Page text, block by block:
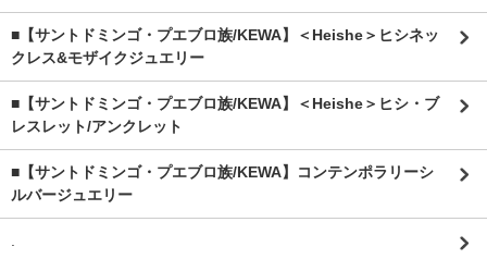
■【サントドミンゴ・プエブロ族/KEWA】＜Heishe＞ヒシネッ
クレス&モザイクジュエリー
■【サントドミンゴ・プエブロ族/KEWA】＜Heishe＞ヒシ・ブ
レスレット/アンクレット
■【サントドミンゴ・プエブロ族/KEWA】コンテンポラリーシ
ルバージュエリー
.